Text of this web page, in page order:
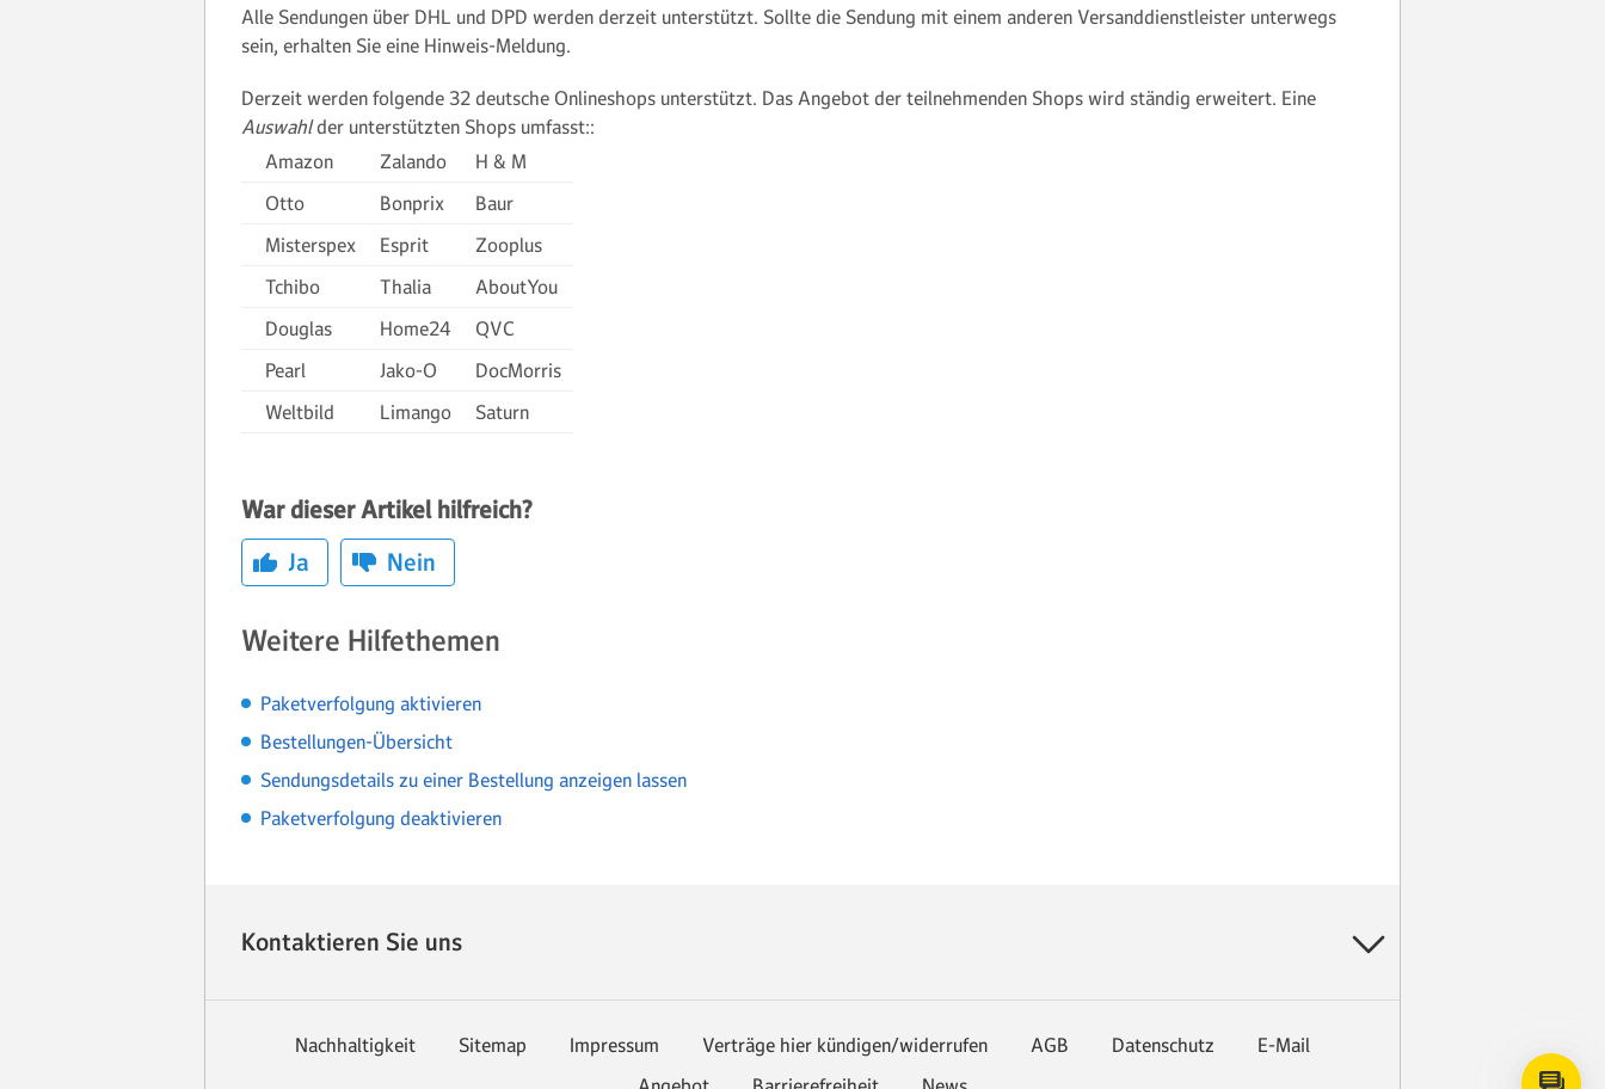
Alle Sendungen über DHL und DPD werden derzeit unterstützt. Sollte die Sendung mit einem anderen Versanddienstleister unterwegs
sein, erhalten Sie eine Hinweis-Meldung.
Derzeit werden folgende 32 deutsche Onlineshops unterstützt. Das Angebot der teilnehmenden Shops wird ständig erweitert. Eine
Auswahlder unterstützten Shops umfasst::
Amazon
Zalando
H & M
Otto
Bonprix
Baur
Misterspex
Esprit
Zooplus
Tchibo
Thalia
AboutYou
Douglas
Home24
QVC
Pearl
Jako-O
DocMorris
Weltbild
Limango Saturn
War dieser Artikel hilfreich?
Ja
Nein
Weitere Hilfethemen
Paketverfolgung aktivieren
Bestellungen-Übersicht
Sendungsdetails zu einer Bestellung anzeigen lassen
Paketverfolgung deaktivieren
Kontaktieren Sie uns
Nachhaltigkeit Sitemap Impressum Verträge hier kündigen/widerrufen AGB Datenschutz
E-Mail